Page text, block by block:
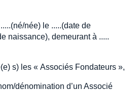
née) le .....(date de
naissance), demeurant à .....
s) les « Associés Fondateurs »,
dénomination d’un Associé